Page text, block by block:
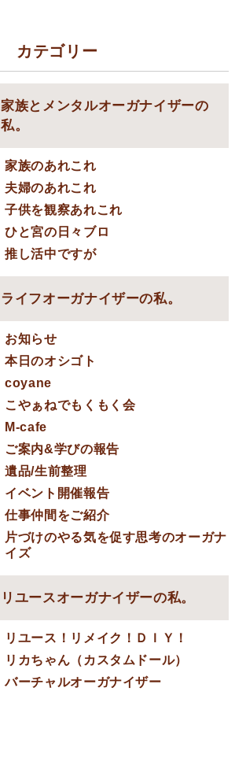
カテゴリー
家族とメンタルオーガナイザーの
私。
家族のあれこれ
夫婦のあれこれ
子供を観察あれこれ
ひと宮の日々ブロ
推し活中ですが
ライフオーガナイザーの私。
お知らせ
本日のオシゴト
coyane
こやぁねでもくもく会
M-cafe
ご案内&学びの報告
遺品/生前整理
イベント開催報告
仕事仲間をご紹介
片づけのやる気を促す思考のオーガナ
イズ
リユースオーガナイザーの私。
リユース！リメイク！ＤＩＹ！
リカちゃん（カスタムドール）
バーチャルオーガナイザー